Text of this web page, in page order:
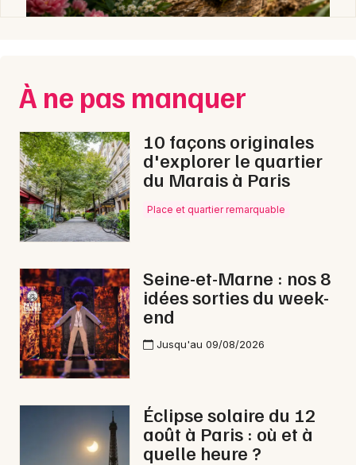
À ne pas manquer
10 façons originales
d'explorer le quartier
du Marais à Paris
Place et quartier remarquable
Seine-et-Marne : nos 8
idées sorties du week-
end
Jusqu'au 09/08/2026
Éclipse solaire du 12
août à Paris : où et à
quelle heure ?